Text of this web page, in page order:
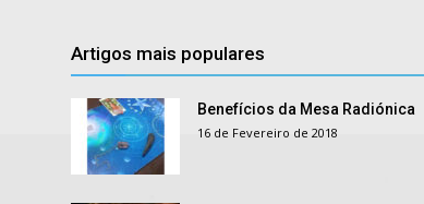
Artigos mais populares
Benefícios da Mesa Radiónica
16 de Fevereiro de 2018